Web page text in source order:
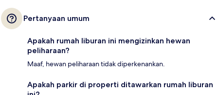
Pertanyaan umum
Apakah rumah liburan ini mengizinkan hewan
peliharaan?
Maaf, hewan peliharaan tidak diperkenankan.
Apakah parkir di properti ditawarkan rumah liburan